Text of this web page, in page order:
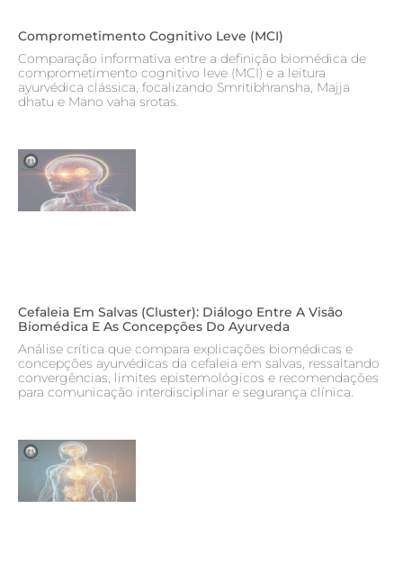
Comprometimento Cognitivo Leve (MCI)
Comparação informativa entre a definição biomédica de
comprometimento cognitivo leve (MCI) e a leitura
ayurvédica clássica, focalizando Smritibhransha, Majja
dhatu e Mano vaha srotas.
Cefaleia Em Salvas (cluster): Diálogo Entre A Visão
Biomédica E As Concepções Do Ayurveda
Análise crítica que compara explicações biomédicas e
concepções ayurvédicas da cefaleia em salvas, ressaltando
convergências, limites epistemológicos e recomendações
para comunicação interdisciplinar e segurança clínica.